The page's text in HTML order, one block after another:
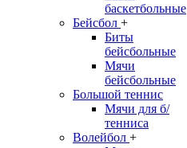
баскетбольные
Бейсбол +
Биты
бейсбольные
Мячи
бейсбольные
Большой теннис
Мячи для б/
тенниса
Волейбол +